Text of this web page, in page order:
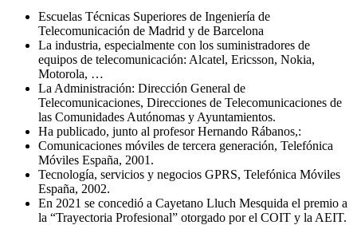
Escuelas Técnicas Superiores de Ingeniería de
Telecomunicación de Madrid y de Barcelona
La industria, especialmente con los suministradores de
equipos de telecomunicación: Alcatel, Ericsson, Nokia,
Motorola, …
La Administración: Dirección General de
Telecomunicaciones, Direcciones de Telecomunicaciones de
las Comunidades Autónomas y Ayuntamientos.
Ha publicado, junto al profesor Hernando Rábanos,:
Comunicaciones móviles de tercera generación, Telefónica
Móviles España, 2001.
Tecnología, servicios y negocios GPRS, Telefónica Móviles
España, 2002.
En 2021 se concedió a Cayetano Lluch Mesquida el premio a
la “Trayectoria Profesional” otorgado por el COIT y la AEIT.